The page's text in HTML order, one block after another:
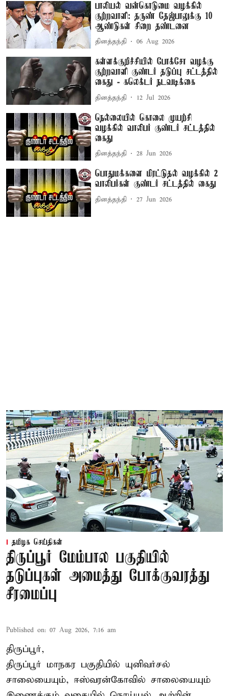
பாலியல் வன்கொடுமை வழக்கில்
குற்றவாளி: தருண் தேஜ்பாலுக்கு 10
ஆண்டுகள் சிறை தண்டனை
தினத்தந்தி 06 Aug 2026
கள்ளக்குறிச்சியில் போக்சோ வழக்கு
குற்றவாளி குண்டர் தடுப்பு சட்டத்தில்
கைது - கலெக்டர் நடவடிக்கை
தினத்தந்தி 12 Jul 2026
நெல்லையில் கொலை முயற்சி
வழக்கில் வாலிபர் குண்டர் சட்டத்தில்
கைது
தினத்தந்தி 28 Jun 2026
பொதுமக்களை மிரட்டுதல் வழக்கில் 2
வாலிபர்கள் குண்டர் சட்டத்தில் கைது
தினத்தந்தி 27 Jun 2026
தமிழக செய்திகள்
திருப்பூர் மேம்பால பகுதியில்
தடுப்புகள் அமைத்து போக்குவரத்து
சீரமைப்பு
Published on: 07 Aug 2026, 7:16 am
திருப்பூர்,
திருப்பூர் மாநகர பகுதியில் யுனிவர்சல்
சாலையையும், ஈஸ்வரன்கோவில் சாலையையும்